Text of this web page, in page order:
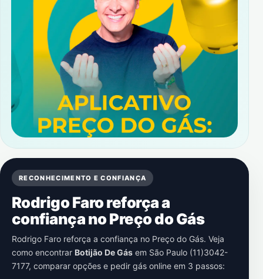
RECONHECIMENTO E CONFIANÇA
Rodrigo Faro reforça a
confiança no Preço do Gás
Rodrigo Faro reforça a confiança no Preço do Gás. Veja
como encontrar Botijão De Gás em São Paulo (11)3042-
7177, comparar opções e pedir gás online em 3 passos: